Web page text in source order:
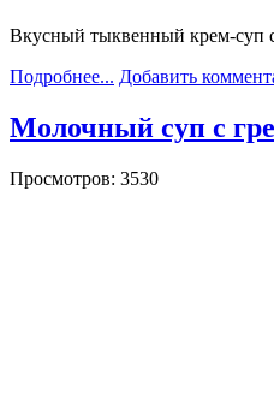
Вкусный тыквенный крем-суп
Подробнее... Добавить
Молочный суп с
Просмотров: 3530